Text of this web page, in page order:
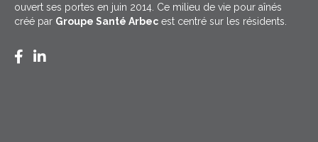
ouvert ses portes en juin 2014. Ce milieu de vie pour aînés
créé par Groupe Santé Arbec est centré sur les résidents.
Facebook CHSLD Émile McDuff
LinkedIn Groupe Santé Arbec